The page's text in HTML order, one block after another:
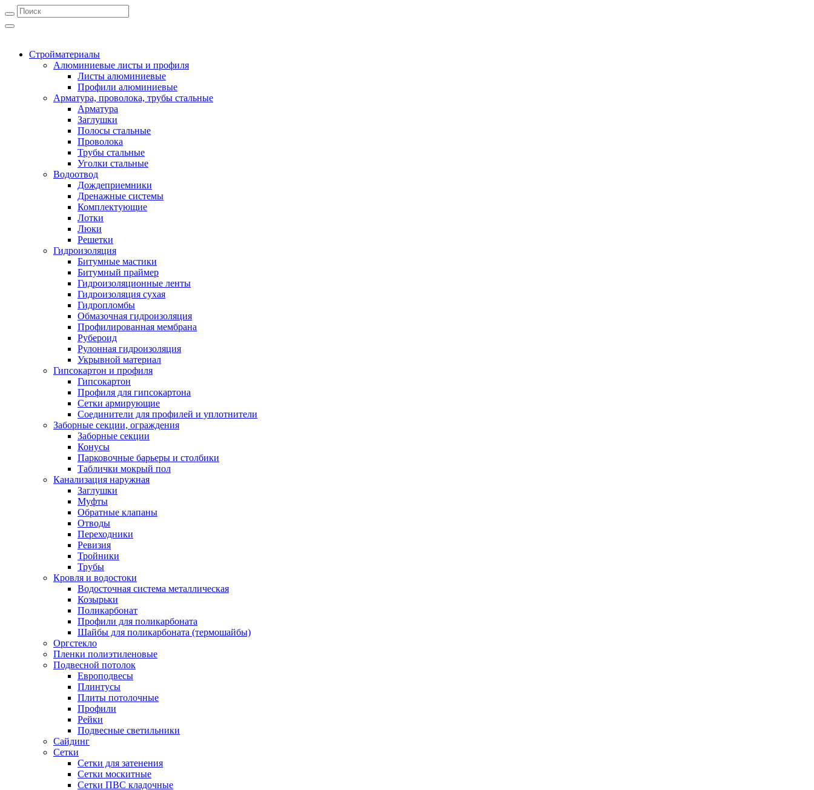
Стройматериалы
Алюминиевые листы и профиля
Листы алюминиевые
Профили алюминиевые
Арматура, проволока, трубы стальные
Арматура
Заглушки
Полосы стальные
Проволока
Трубы стальные
Уголки стальные
Водоотвод
Дождеприемники
Дренажные системы
Комплектующие
Лотки
Люки
Решетки
Гидроизоляция
Битумные мастики
Битумный праймер
Гидроизоляционные ленты
Гидроизоляция сухая
Гидропломбы
Обмазочная гидроизоляция
Профилированная мембрана
Рубероид
Рулонная гидроизоляция
Укрывной материал
Гипсокартон и профиля
Гипсокартон
Профиля для гипсокартона
Сетки армирующие
Соединители для профилей и уплотнители
Заборные секции, ограждения
Заборные секции
Конусы
Парковочные барьеры и столбики
Таблички мокрый пол
Канализация наружная
Заглушки
Муфты
Обратные клапаны
Отводы
Переходники
Ревизия
Тройники
Трубы
Кровля и водостоки
Водосточная система металлическая
Козырьки
Поликарбонат
Профили для поликарбоната
Шайбы для поликарбоната (термошайбы)
Оргстекло
Пленки полиэтиленовые
Подвесной потолок
Европодвесы
Плинтусы
Плиты потолочные
Профили
Рейки
Подвесные светильники
Сайдинг
Сетки
Сетки для затенения
Сетки москитные
Сетки ПВС кладочные